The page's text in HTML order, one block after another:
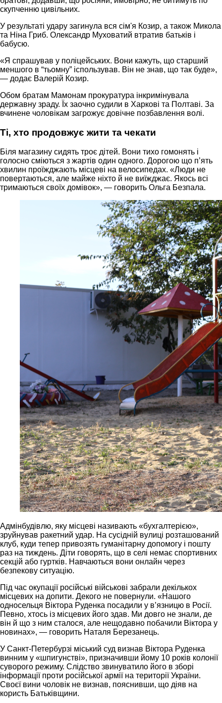
скупченню цивільних.
У результаті удару загинула вся сім'я Козир, а також Микола
та Ніна Гриб. Олександр Муховатий втратив батьків і
бабусю.
«Я спрашував у поліцейських. Вони кажуть, що старший
меншого в “тьомну” іспользував. Він не знав, що так буде»,
— додає Валерій Козир.
Обом братам Мамонам прокуратура інкримінувала
державну зраду. Їх заочно судили в Харкові та Полтаві. За
вчинене чоловікам загрожує довічне позбавлення волі.
Ті, хто продовжує жити та чекати
Біля магазину сидять троє дітей. Вони тихо гомонять і
голосно сміються з жартів один одного. Дорогою що п’ять
хвилин проїжджають місцеві на велосипедах. «Люди не
повертаються, але майже ніхто й не виїжджає. Якось всі
тримаються своїх домівок», — говорить Ольга Безпала.
Адмінбудівлю, яку місцеві називають «бухгалтерією»,
зруйнував ракетний удар. На сусідній вулиці розташований
клуб, куди тепер привозять гуманітарну допомогу і пошту
раз на тиждень. Діти говорять, що в селі немає спортивних
секцій або гуртків. Навчаються вони онлайн через
безпекову ситуацію.
Під час окупації російські військові забрали декількох
місцевих на допити. Декого не повернули. «Нашого
односельця Віктора Руденка посадили у в’язницю в Росії.
Певно, хтось із місцевих його здав. Ми довго не знали, де
він й що з ним сталося, але нещодавно побачили Віктора у
новинах», — говорить Наталя Березанець.
У Санкт-Петербурзі міський суд визнав Віктора Руденка
винним у «шпигунстві», призначивши йому 10 років колонії
суворого режиму. Слідство звинуватило його в зборі
інформації проти російської армії на території України.
Своєї вини чоловік не визнав, пояснивши, що діяв на
користь Батьківщини.